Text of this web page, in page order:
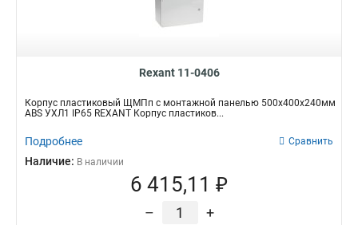
Rexant 11-0406
Корпус пластиковый ЩМПп с монтажной панелью 500х400х240мм
ABS УХЛ1 IP65 REXANT Корпус пластиков...
Подробнее Сравнить
Наличие: В наличии
6 415,11 ₽
– +